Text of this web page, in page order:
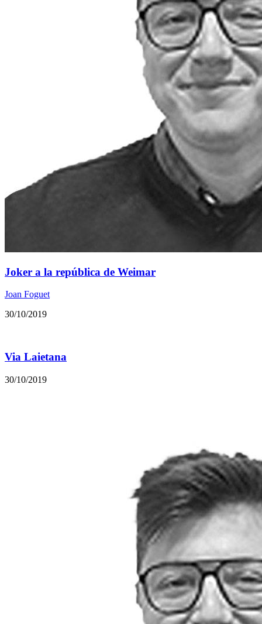
Joker a la república de Weimar
Joan Foguet
30/10/2019
Via Laietana
30/10/2019